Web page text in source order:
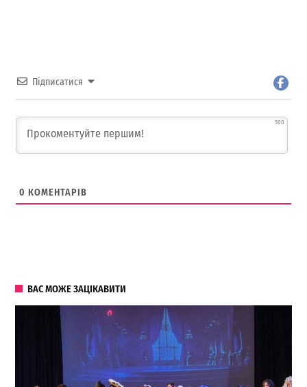
Підписатися
500
0 КОМЕНТАРІВ
ВАС МОЖЕ ЗАЦІКАВИТИ